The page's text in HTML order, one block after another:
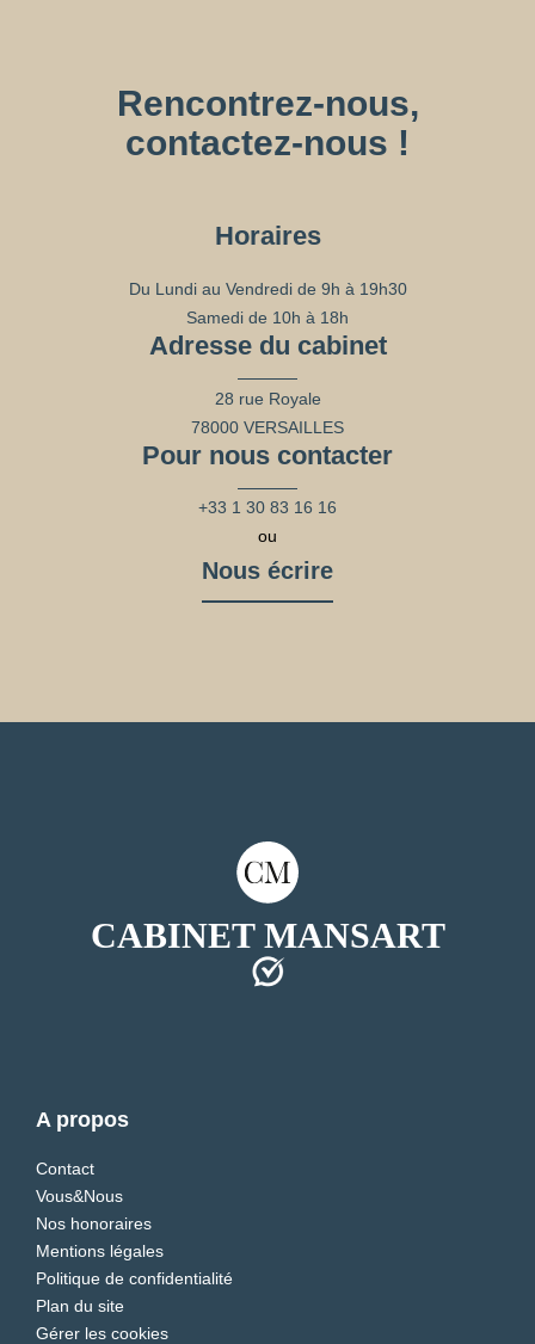
Rencontrez-nous,
contactez-nous !
Horaires
Du Lundi au Vendredi de 9h à 19h30
Samedi de 10h à 18h
Adresse du cabinet
28 rue Royale
78000 VERSAILLES
Pour nous contacter
+33 1 30 83 16 16
ou
Nous écrire
CABINET MANSART
A propos
Contact
Vous&Nous
Nos honoraires
Mentions légales
Politique de confidentialité
Plan du site
Gérer les cookies